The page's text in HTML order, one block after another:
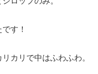
す！
カリで中はふわふわ。